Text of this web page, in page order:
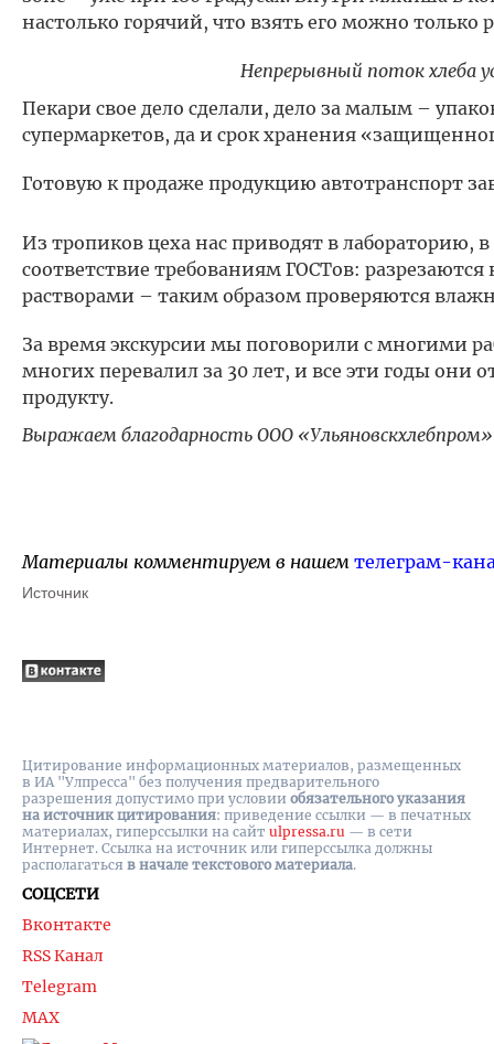
настолько горячий, что взять его можно только
Непрерывный поток хлеба
Пекари свое дело сделали, дело за малым –
супермаркетов, да и срок хранения
Готовую к продаже продукцию автотранспорт
Из тропиков цеха нас приводят в лабораторию,
соответствие требованиям ГОСТов:
растворами – таким образом проверяются
За время экскурсии мы поговорили с многими
многих перевалил за 30 лет, и все эти годы они
продукту.
Выражаем благодарность ООО «Ульяновскхлебпром»
Материалы комментируем в нашем телеграм-
Источник
СОЦСЕТИ
Вконтакте
RSS Канал
Telegram
MAX
Цитирование информационных материалов, размещенных
в ИА "Улпресса" без получения предварительного
разрешения допустимо при условии обязательного указания
на источник цитирования: приведение ссылки — в печатных
материалах, гиперссылки на cайт ulpressa.ru — в сети
Интернет. Ссылка на источник или гиперссылка должны
располагаться в начале текстового материала.